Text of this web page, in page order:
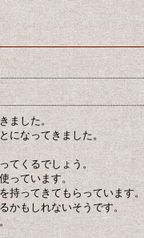
ました。
になってきました。
てくるでしょう。
っています。
持ってきてもらっています。
かもしれないそうです。